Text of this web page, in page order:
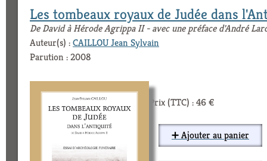
Les tombeaux royaux de Judée dans
De David à Hérode Agrippa II - avec une préface d'André
Auteur(s) :CAILLOU Jean Sylvain
Parution : 2008
Prix (TTC) : 46 €
➕ Ajouter au panier